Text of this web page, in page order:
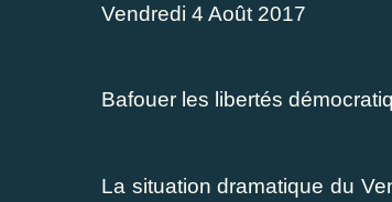
Vendredi 4 Août 2017
Bafouer les libertés
La situation dramatique du